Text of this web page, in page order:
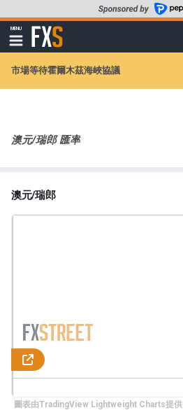
至
要
MENU
顯
示
航
FXStreet
市場等待霍爾木茲海峽協議
澳元/瑞郎 匯率
澳元/瑞郎
圖表由TradingView Lightweight Charts提供